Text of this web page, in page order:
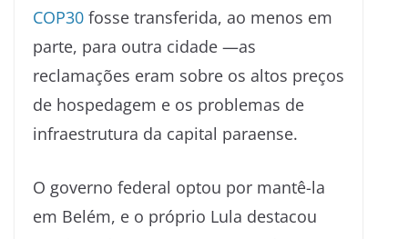
COP30 fosse transferida, ao menos em
parte, para outra cidade —as
reclamações eram sobre os altos preços
de hospedagem e os problemas de
infraestrutura da capital paraense.
O governo federal optou por mantê-la
em Belém, e o próprio Lula destacou